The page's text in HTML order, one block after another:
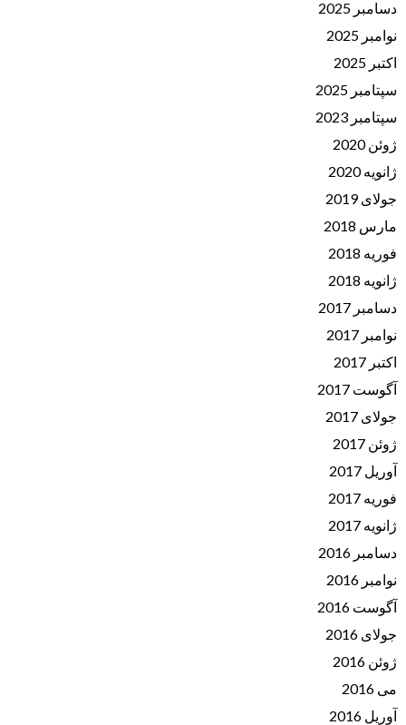
دسامبر 2025
نوامبر 2025
اکتبر 2025
سپتامبر 2025
سپتامبر 2023
ژوئن 2020
ژانویه 2020
جولای 2019
مارس 2018
فوریه 2018
ژانویه 2018
دسامبر 2017
نوامبر 2017
اکتبر 2017
آگوست 2017
جولای 2017
ژوئن 2017
آوریل 2017
فوریه 2017
ژانویه 2017
دسامبر 2016
نوامبر 2016
آگوست 2016
جولای 2016
ژوئن 2016
می 2016
آوریل 2016